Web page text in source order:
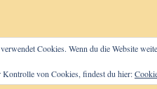
Cookies. Wenn du die Website
Kontrolle von Cookies, findest du hier: